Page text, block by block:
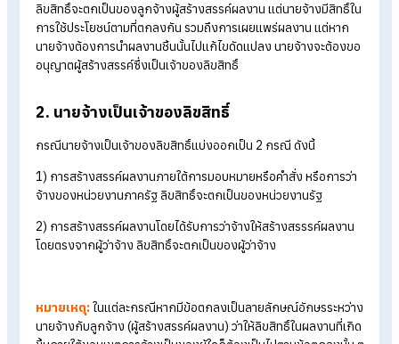
การว่าจ้างนั้น การครอบครองลิขสิทธิ์ของผลงานแบ่งออกเป็น 2
กรณี ดังนี้